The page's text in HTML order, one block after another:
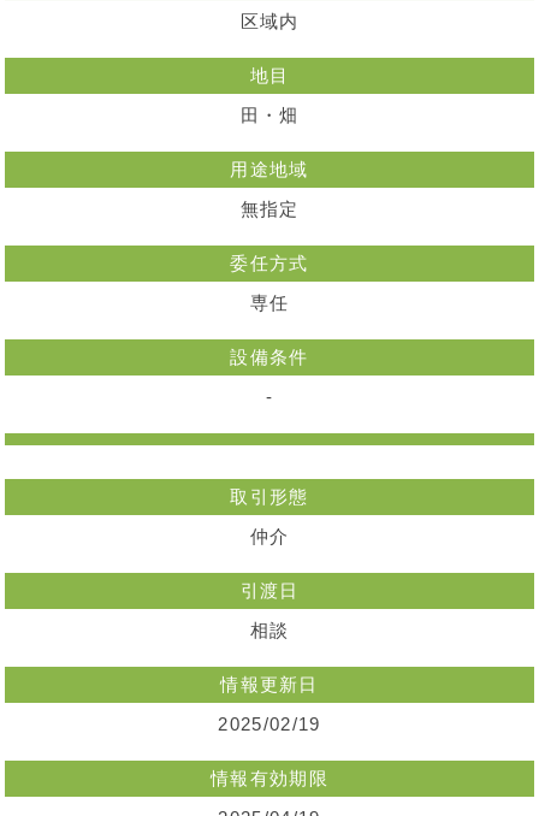
区域内
地目
田・畑
用途地域
無指定
委任方式
専任
設備条件
-
取引形態
仲介
引渡日
相談
情報更新日
2025/02/19
情報有効期限